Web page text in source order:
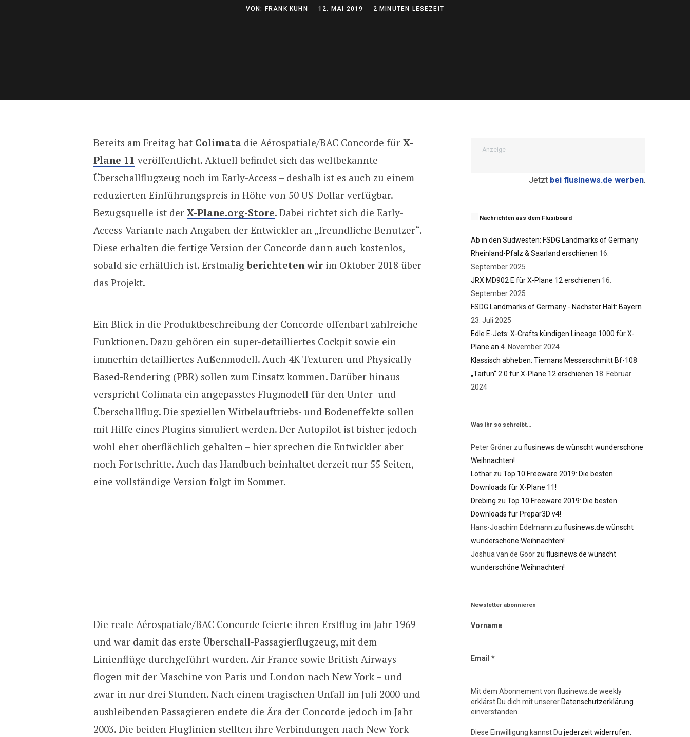
VON: FRANK KUHN 12. MAI 2019 2 MINUTEN LESEZEIT
Bereits am Freitag hat Colimata die Aérospatiale/BAC Concorde für X-
Plane 11 veröffentlicht. Aktuell befindet sich das weltbekannte
Überschallflugzeug noch im Early-Access – deshalb ist es auch zu einem
reduzierten Einführungspreis in Höhe von 50 US-Dollar verfügbar.
Bezugsquelle ist der X-Plane.org-Store. Dabei richtet sich die Early-
Access-Variante nach Angaben der Entwickler an „freundliche Benutzer“.
Diese erhalten die fertige Version der Concorde dann auch kostenlos,
sobald sie erhältlich ist. Erstmaligberichteten wirim Oktober 2018 über
das Projekt.
Ein Blick in die Produktbeschreibung der Concorde offenbart zahlreiche
Funktionen. Dazu gehören ein super-detailliertes Cockpit sowie ein
immerhin detailliertes Außenmodell. Auch 4K-Texturen und Physically-
Based-Rendering (PBR) sollen zum Einsatz kommen. Darüber hinaus
verspricht Colimata ein angepasstes Flugmodell für den Unter- und
Überschallflug. Die speziellen Wirbelauftriebs- und Bodeneffekte sollen
mit Hilfe eines Plugins simuliert werden. Der Autopilot ist bisher jedoch
wohl eher oberflächlich gehalten – hier sprechen die Entwickler aber
noch Fortschritte. Auch das Handbuch beinhaltet derzeit nur 55 Seiten,
eine vollständige Version folgt im Sommer.
Die reale Aérospatiale/BAC Concorde feierte ihren Erstflug im Jahr 1969
und war damit das erste Überschall-Passagierflugzeug, mit dem
Linienflüge durchgeführt wurden. Air France sowie British Airways
flogen mit der Maschine von Paris und London nach New York – und
zwar in nur drei Stunden. Nach einem tragischen Unfall im Juli 2000 und
ausbleibenden Passagieren endete die Ära der Concorde jedoch im Jahr
2003. Die beiden Fluglinien stellten ihre Verbindungen nach New York
Anzeige
Jetzt bei flusinews.de werben.
Nachrichten aus dem Flusiboard
Ab in den Südwesten: FSDG Landmarks of Germany
Rheinland-Pfalz & Saarland erschienen 16.
September 2025
JRX MD902 E für X-Plane 12 erschienen 16.
September 2025
FSDG Landmarks of Germany - Nächster Halt: Bayern
23. Juli 2025
Edle E-Jets: X-Crafts kündigen Lineage 1000 für X-
Plane an 4. November 2024
Klassisch abheben: Tiemans Messerschmitt Bf-108
„Taifun“ 2.0 für X-Plane 12 erschienen 18. Februar
2024
Was ihr so schreibt…
Peter Gröner zu flusinews.de wünscht wunderschöne
Weihnachten!
Lothar zu Top 10 Freeware 2019: Die besten
Downloads für X-Plane 11!
Drebing zu Top 10 Freeware 2019: Die besten
Downloads für Prepar3D v4!
Hans-Joachim Edelmann zu flusinews.de wünscht
wunderschöne Weihnachten!
Joshua van de Goor zu flusinews.de wünscht
wunderschöne Weihnachten!
Newsletter abonnieren
Vorname
Email *
Mit dem Abonnement von flusinews.de weekly
erklärst Du dich mit unserer Datenschutzerklärung
einverstanden.
Diese Einwilligung kannst Du jederzeit widerrufen.